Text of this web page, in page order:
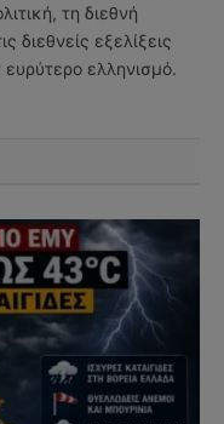
τη διεθνή
διεθνείς εξελίξεις
ελληνισμό.